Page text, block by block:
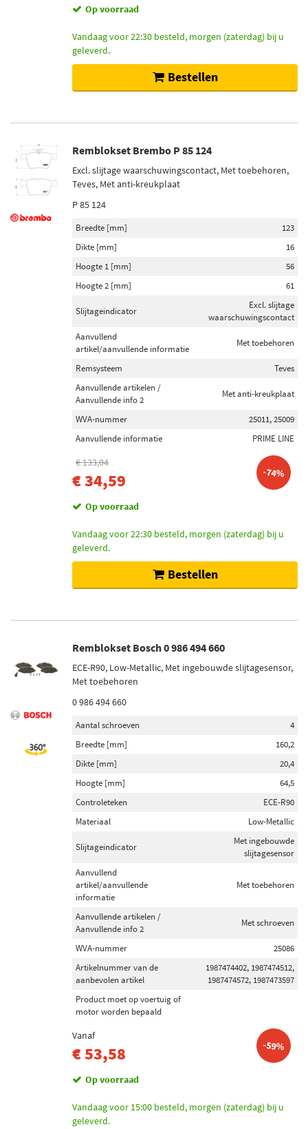
Op voorraad
Vandaag voor 22:30 besteld, morgen (zaterdag) bij u
geleverd.
Bestellen
Remblokset Brembo P 85 124
Excl. slijtage waarschuwingscontact, Met toebehoren,
Teves, Met anti-kreukplaat
P 85 124
Breedte [mm]
123
Dikte [mm]
16
Hoogte 1 [mm]
56
Hoogte 2 [mm]
61
Slijtageindicator
Excl. slijtage
waarschuwingscontact
Aanvullend
artikel/aanvullende informatie
Met toebehoren
Remsysteem
Teves
Aanvullende artikelen /
Aanvullende info 2
Met anti-kreukplaat
WVA-nummer
25011, 25009
Aanvullende informatie
PRIME LINE
€ 133,04
€ 34,59 -74%
Op voorraad
Vandaag voor 22:30 besteld, morgen (zaterdag) bij u
geleverd.
Bestellen
Remblokset Bosch 0 986 494 660
ECE-R90, Low-Metallic, Met ingebouwde slijtagesensor,
Met toebehoren
0 986 494 660
Aantal schroeven
4
Breedte [mm]
160,2
Dikte [mm]
20,4
Hoogte [mm]
64,5
Controleteken
ECE-R90
Materiaal
Low-Metallic
Slijtageindicator
Met ingebouwde
slijtagesensor
Aanvullend
artikel/aanvullende
informatie
Met toebehoren
Aanvullende artikelen /
Aanvullende info 2
Met schroeven
WVA-nummer
25086
Artikelnummer van de
aanbevolen artikel
1987474402, 1987474512,
1987474572, 1987473597
Product moet op voertuig of
motor worden bepaald
Vanaf
€ 53,58 -59%
Op voorraad
Vandaag voor 15:00 besteld, morgen (zaterdag) bij u
geleverd.